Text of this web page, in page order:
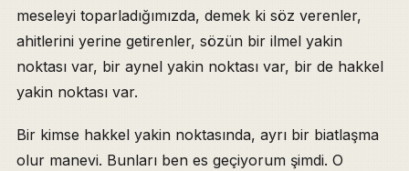
meseleyi toparladığımızda, demek ki söz verenler,
ahitlerini yerine getirenler, sözün bir ilmel yakin
noktası var, bir aynel yakin noktası var, bir de hakkel
yakin noktası var.
Bir kimse hakkel yakin noktasında, ayrı bir biatlaşma
olur manevi. Bunları ben es geçiyorum şimdi. O